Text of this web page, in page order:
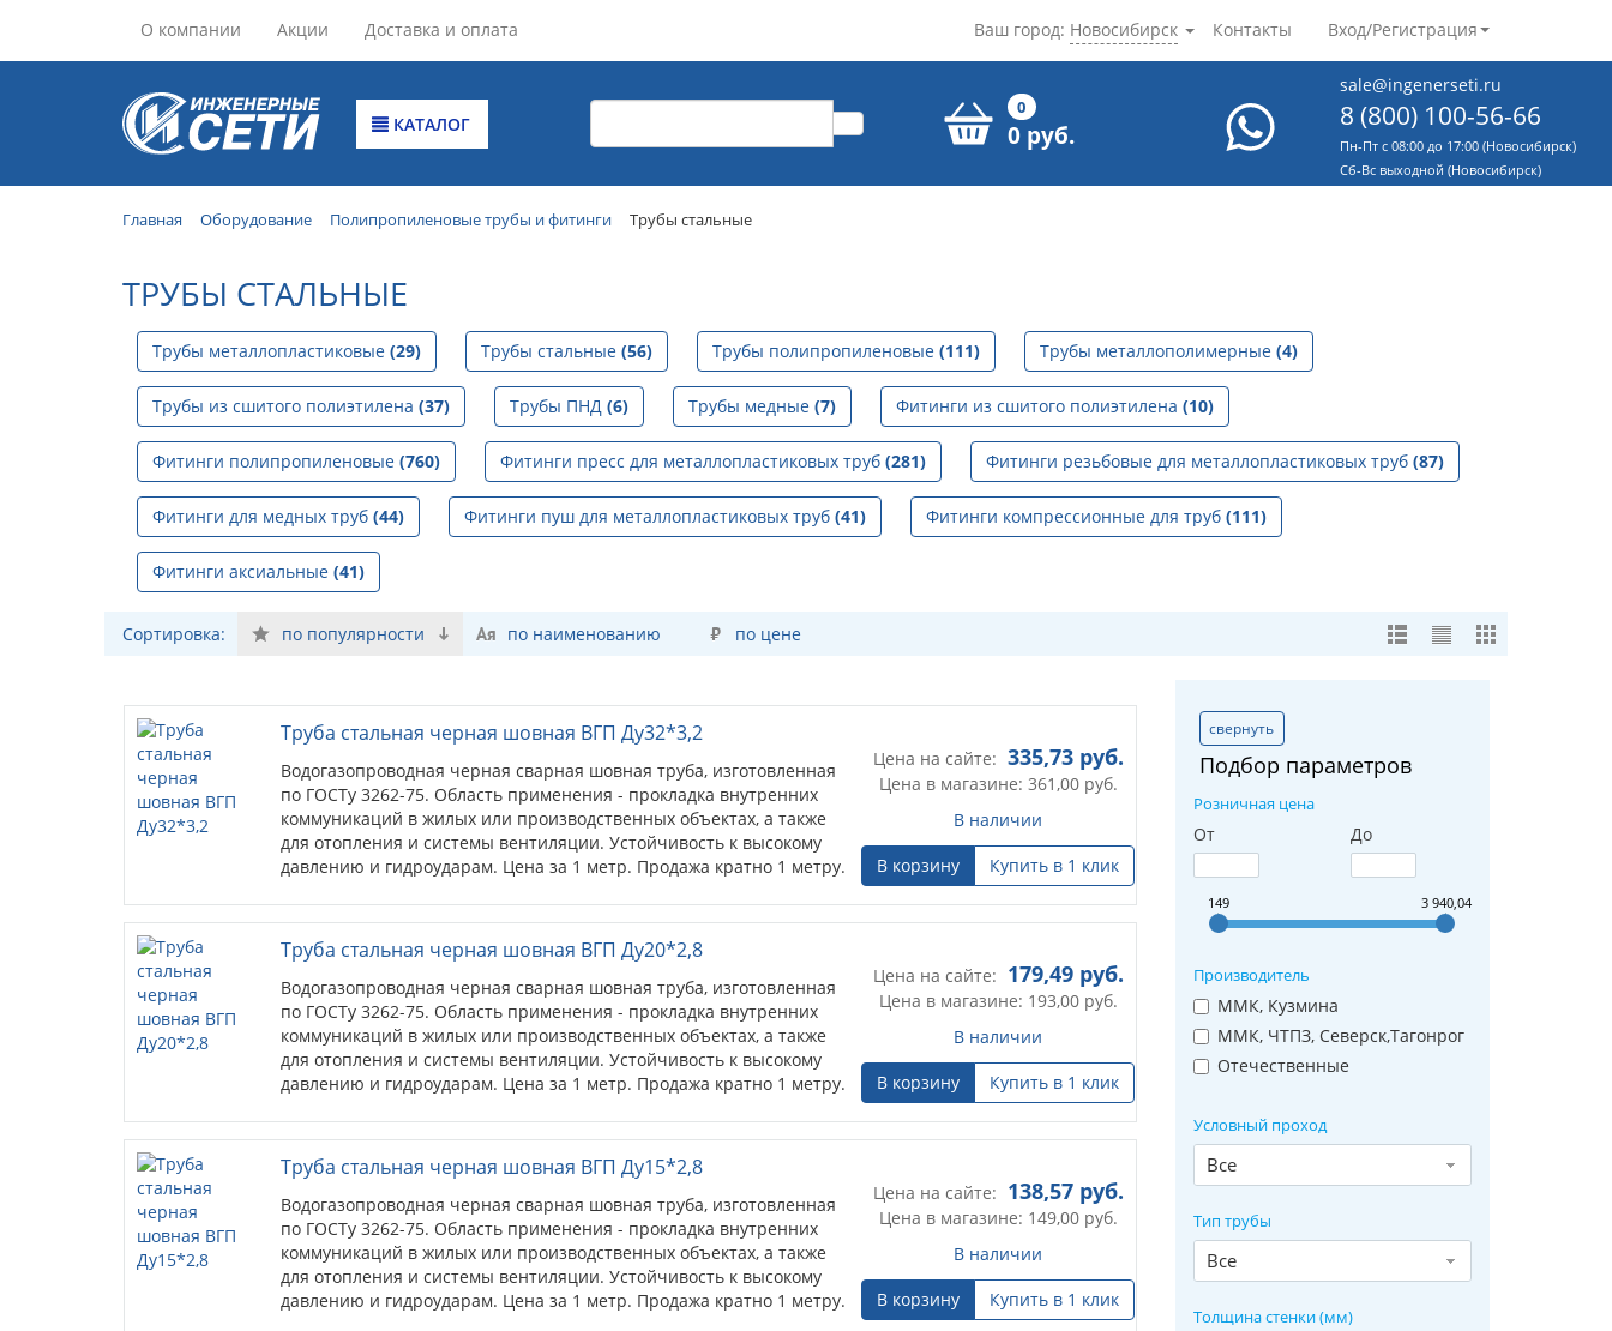
О компании Акции Доставка и оплата Контакты Вход/Регистрация
Ваш город: Новосибирск
КАТАЛОГ
0
0 руб.
sale@ingenerseti.ru
8 (800) 100-56-66
Пн-Пт с 08:00 до 17:00 (Новосибирск)
Cб-Вс выходной (Новосибирск)
Главная Оборудование Полипропиленовые трубы и фитинги Трубы стальные
ТРУБЫ СТАЛЬНЫЕ
Трубы металлопластиковые (29) Трубы стальные (56) Трубы полипропиленовые (111) Трубы металлополимерные (4)
Трубы из сшитого полиэтилена (37) Трубы ПНД (6) Трубы медные (7) Фитинги из сшитого полиэтилена (10)
Фитинги полипропиленовые (760) Фитинги пресс для металлопластиковых труб (281) Фитинги резьбовые для металлопластиковых труб (87)
Фитинги для медных труб (44) Фитинги пуш для металлопластиковых труб (41) Фитинги компрессионные для труб (111)
Фитинги аксиальные (41)
Сортировка: по популярности по наименованию по цене
свернуть
Подбор параметров
Розничная цена
От До
149 3 940,04
Производитель
ММК, Кузмина
ММК, ЧТПЗ, Северск,Тагонрог
Отечественные
Условный проход
Все
Тип трубы
Все
Толщина стенки (мм)
Труба стальная черная шовная ВГП Ду32*3,2
Водогазопроводная черная сварная шовная труба, изготовленная
по ГОСТу 3262-75. Область применения - прокладка внутренних
коммуникаций в жилых или производственных объектах, а также
для отопления и системы вентиляции. Устойчивость к высокому
давлению и гидроударам. Цена за 1 метр. Продажа кратно 1 метру.
Цена на сайте: 335,73руб.
Цена в магазине: 361,00руб.
В наличии
В корзину
Купить в 1 клик
Труба стальная черная шовная ВГП Ду20*2,8
Водогазопроводная черная сварная шовная труба, изготовленная
по ГОСТу 3262-75. Область применения - прокладка внутренних
коммуникаций в жилых или производственных объектах, а также
для отопления и системы вентиляции. Устойчивость к высокому
давлению и гидроударам. Цена за 1 метр. Продажа кратно 1 метру.
Цена на сайте: 179,49руб.
Цена в магазине: 193,00руб.
В наличии
В корзину
Купить в 1 клик
Труба стальная черная шовная ВГП Ду15*2,8
Водогазопроводная черная сварная шовная труба, изготовленная
по ГОСТу 3262-75. Область применения - прокладка внутренних
коммуникаций в жилых или производственных объектах, а также
для отопления и системы вентиляции. Устойчивость к высокому
давлению и гидроударам. Цена за 1 метр. Продажа кратно 1 метру.
Цена на сайте: 138,57руб.
Цена в магазине: 149,00руб.
В наличии
В корзину
Купить в 1 клик